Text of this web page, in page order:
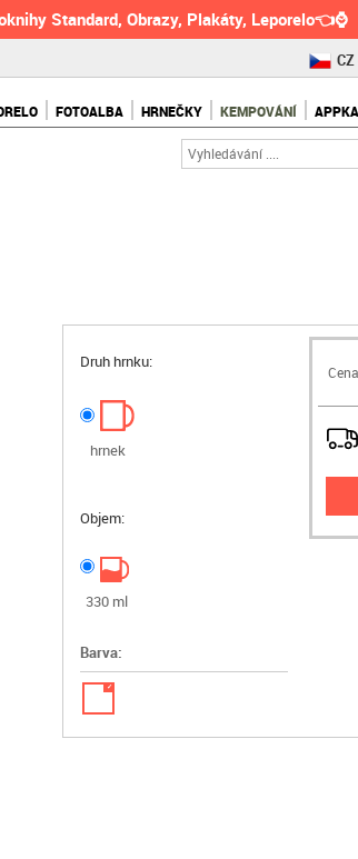
Standard, Obrazy, Plakáty, Leporelo👈⌚
CZ
RO
FOTOALBA HRNEČKY KEMPOVÁNÍ APPKA
Druh hrnku:
hrnek
Objem:
330 ml
Barva:
✓